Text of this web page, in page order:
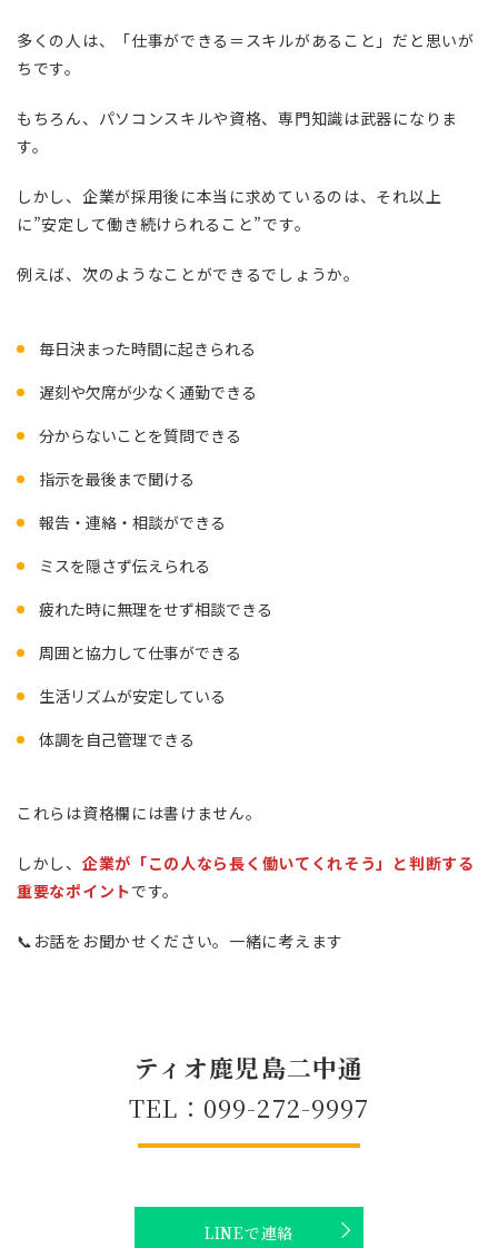
多くの人は、「仕事ができる＝スキルがあること」だと思いが
ちです。
もちろん、パソコンスキルや資格、専門知識は武器になりま
す。
しかし、企業が採用後に本当に求めているのは、それ以上
に”安定して働き続けられること”です。
例えば、次のようなことができるでしょうか。
毎日決まった時間に起きられる
遅刻や欠席が少なく通勤できる
分からないことを質問できる
指示を最後まで聞ける
報告・連絡・相談ができる
ミスを隠さず伝えられる
疲れた時に無理をせず相談できる
周囲と協力して仕事ができる
生活リズムが安定している
体調を自己管理できる
これらは資格欄には書けません。
しかし、 企業が「この人なら長く働いてくれそう」と判断する
重要なポイントです。
📞お話をお聞かせください。一緒に考えます
ティオ鹿児島二中通
TEL：099-272-9997
LINEで連絡